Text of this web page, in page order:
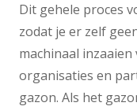
Dit gehele proces
zodat je er zelf
machinaal
organisaties en
gazon. Als het